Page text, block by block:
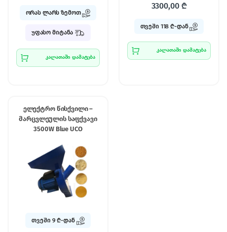
ორას ლარს ზემოთ
უფასო მიტანა
კალათაში დამატება
3300,00 ₾
თვეში 118 ₾-დან
კალათაში დამატება
ელექტრო წისქვილი –
მარცვლეულის საფქვავი
3500W Blue UCO
თვეში 9 ₾-დან